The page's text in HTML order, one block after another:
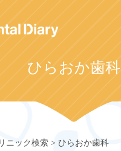
ひらおか歯科
ニック検索 ひらおか歯科